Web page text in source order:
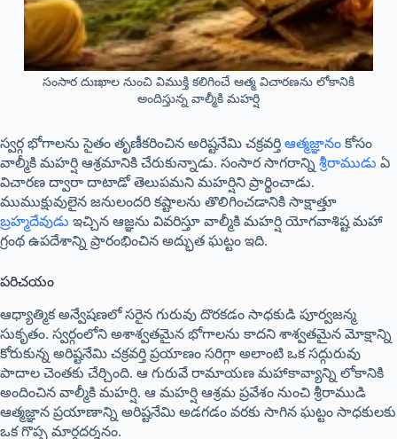
సంసార దుఃఖాల నుంచి విముక్తి కలిగించే ఆత్మ విచారణను లోకానికి
అందిస్తున్న వాల్మీకి మహర్షి
స్వర్గ భోగాలను సైతం తృణీకరించిన అరిష్టనేమి చక్రవర్తి ఆత్మజ్ఞానం కోసం
వాల్మీకి మహర్షి ఆశ్రమానికి చేరుకున్నాడు. సంసార సాగరాన్ని శ్రీరాముడు ఏ
విచారణ ద్వారా దాటాడో తెలుపమని మహర్షిని ప్రార్థించాడు.
ముముక్షువులైన జనులందరి కష్టాలను తొలిగించడానికి సాక్షాత్తూ
బ్రహ్మదేవుడు ఇచ్చిన ఆజ్ఞను వివరిస్తూ వాల్మీకి మహర్షి యోగవాశిష్ట మహా
గ్రంథ ఉపదేశాన్ని ప్రారంభించిన అద్భుత ఘట్టం ఇది.
పరిచయం
ఆధ్యాత్మిక అన్వేషణలో సరైన గురువు దొరకడం సాధకుడి పూర్వజన్మ
సుకృతం. స్వర్గంలోని అశాశ్వతమైన భోగాలను కాదని శాశ్వతమైన మోక్షాన్ని
కోరుకున్న అరిష్టనేమి చక్రవర్తి ప్రయాణం సరిగ్గా అలాంటి ఒక సద్గురువు
పాదాల చెంతకు చేర్చింది. ఆ గురువే రామాయణ మహాకావ్యాన్ని లోకానికి
అందించిన వాల్మీకి మహర్షి. ఆ మహర్షి ఆశ్రమ ప్రవేశం నుంచి శ్రీరాముడి
ఆత్మజ్ఞాన ప్రయాణాన్ని అరిష్టనేమి అడగడం వరకు సాగిన ఘట్టం సాధకులకు
ఒక గొప్ప మార్గదర్శనం.